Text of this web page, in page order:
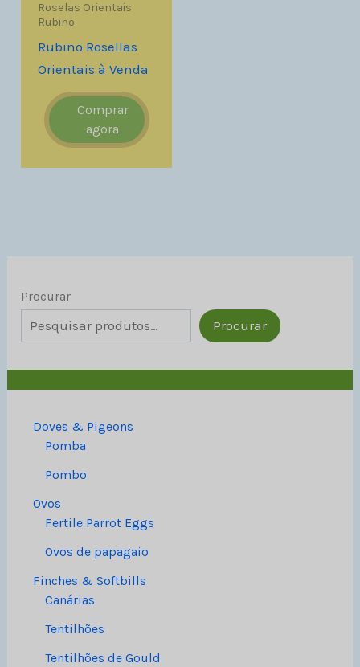
Procurar
Procurar
Doves & Pigeons
Pomba
Pombo
Ovos
Fertile Parrot Eggs
Ovos de papagaio
Finches & Softbills
Canárias
Tentilhões
Tentilhões de Gould
Roselas Orientais
Rubino
Rubino Rosellas
Orientais à Venda
Comprar
agora